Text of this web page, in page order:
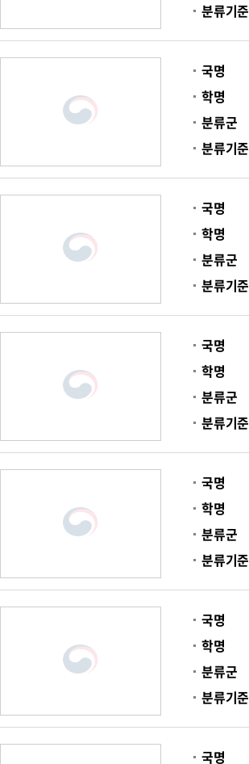
분류기준
국명
학명
분류군
분류기준
국명
학명
분류군
분류기준
국명
학명
분류군
분류기준
국명
학명
분류군
분류기준
국명
학명
분류군
분류기준
국명